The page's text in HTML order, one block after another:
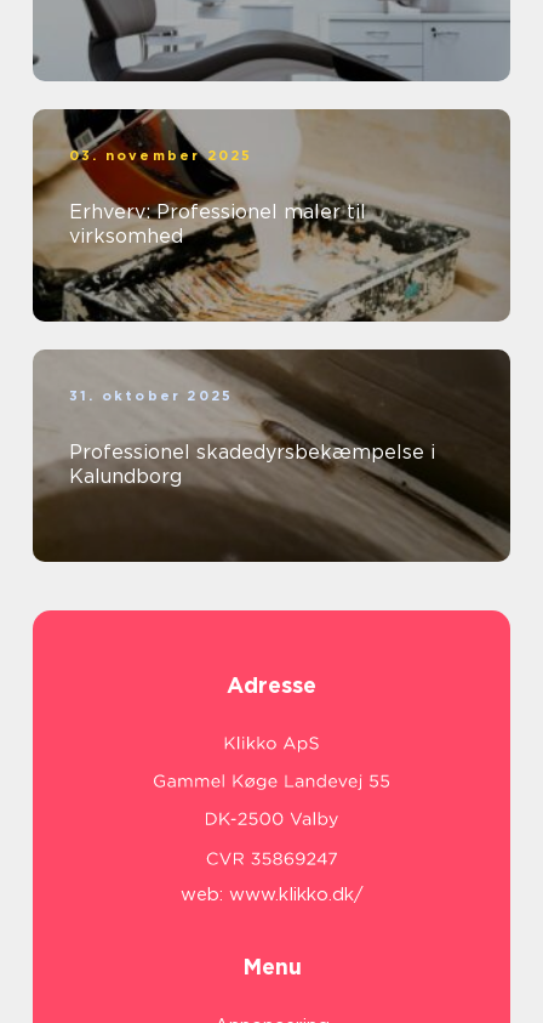
03. november 2025
Erhverv: Professionel maler til
virksomhed
31. oktober 2025
Professionel skadedyrsbekæmpelse i
Kalundborg
Adresse
web: www.klikko.dk/
Menu